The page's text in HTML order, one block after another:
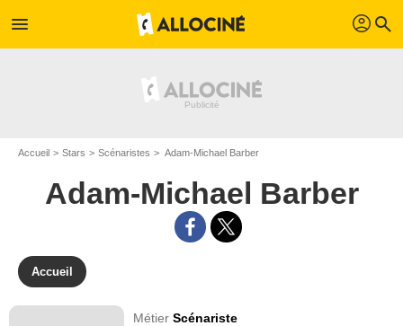
menu profil search
Accueil Stars Scénaristes Adam-Michael Barber
Adam-Michael Barber
Accueil
MétierScénariste